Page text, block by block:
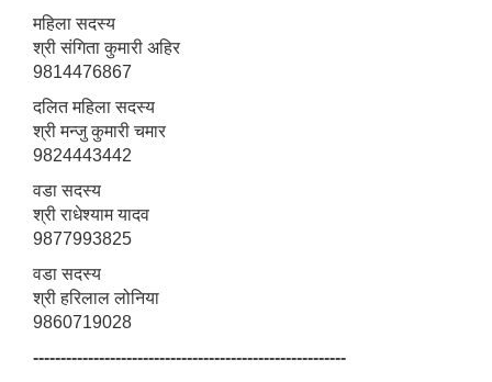
महिला सदस्य
श्री संगिता कुमारी अहिर
9814476867
दलित महिला सदस्य
श्री मन्जु कुमारी चमार
9824443442
वडा सदस्य
श्री राधेश्याम यादव
9877993825
वडा सदस्य
श्री हरिलाल लोनिया
9860719028
---------------------------------------------------------